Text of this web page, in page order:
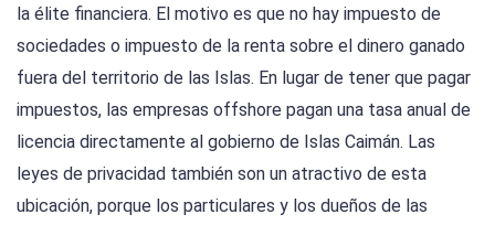
la élite financiera. El motivo es que no hay impuesto de
sociedades o impuesto de la renta sobre el dinero ganado
fuera del territorio de las Islas. En lugar de tener que pagar
impuestos, las empresas offshore pagan una tasa anual de
licencia directamente al gobierno de Islas Caimán. Las
leyes de privacidad también son un atractivo de esta
ubicación, porque los particulares y los dueños de las